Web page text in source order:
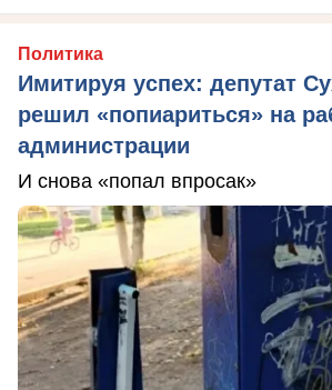
Политика
Имитируя успех: депутат
решил «попиариться» на
администрации
И снова «попал впросак»